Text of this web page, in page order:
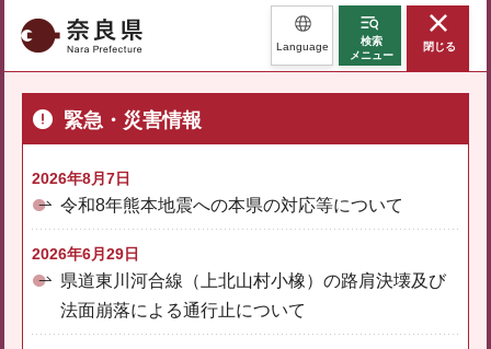
奈良県 Language
検索
メニュー
閉じる
緊急・災害情報
2026年8月7日
令和8年熊本地震への本県の対応等について
2026年6月29日
県道東川河合線（上北山村小橡）の路肩決壊及び
法面崩落による通行止について